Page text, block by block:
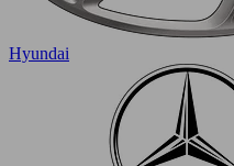
Hyundai